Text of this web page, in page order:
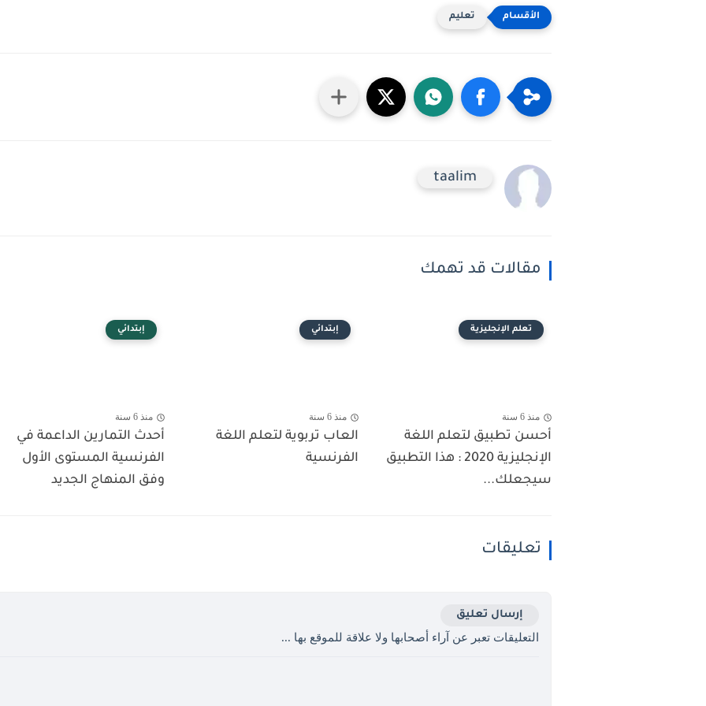
تعليم
taalim
مقالات قد تهمك
تعلم الإنجليزية
منذ 6 سنة
أحسن تطبيق لتعلم اللغة
الإنجليزية 2020 : هذا التطبيق
سيجعلك...
إبتدائي
منذ 6 سنة
العاب تربوية لتعلم اللغة
الفرنسية
إبتدائي
منذ 6 سنة
أحدث التمارين الداعمة في
الفرنسية المستوى الأول
وفق المنهاج الجديد
تعليقات
إرسال تعليق
التعليقات تعبر عن آراء أصحابها ولا علاقة للموقع بها ...